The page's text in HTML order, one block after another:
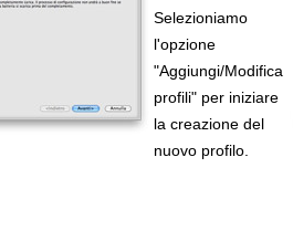
Selezioniamo
l'opzione
"Aggiungi/Modifica
profili" per iniziare
la creazione del
nuovo profilo.